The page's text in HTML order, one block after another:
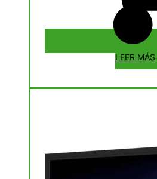
LEER MÁS